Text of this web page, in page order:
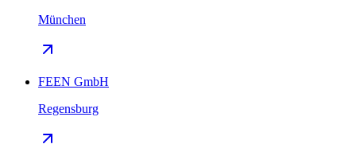
München
FEEN GmbH
Regensburg